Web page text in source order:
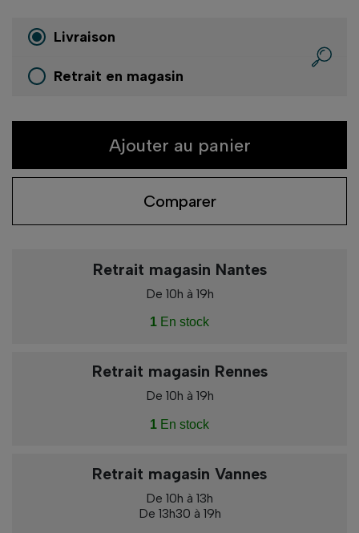
Livraison
Retrait en magasin
Ajouter au panier
Comparer
Retrait magasin Nantes
De 10h à 19h
1 En stock
Retrait magasin Rennes
De 10h à 19h
1 En stock
Retrait magasin Vannes
De 10h à 13h
De 13h30 à 19h